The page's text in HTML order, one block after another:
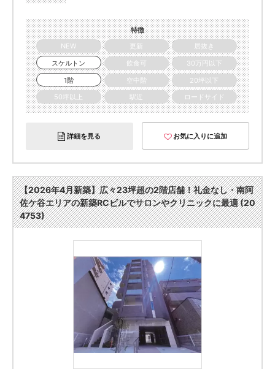
特徴
NEW
更新
居抜き
スケルトン
飲食可
30万円以下
1階
空中階
20坪以下
50坪以上
駅近 ロードサイド
詳細を見る お気に入りに追加
【2026年4月新築】広々23坪超の2階店舗！礼金なし・南阿
佐ケ谷エリアの新築RCビルでサロンやクリニックに最適 (20
4753)